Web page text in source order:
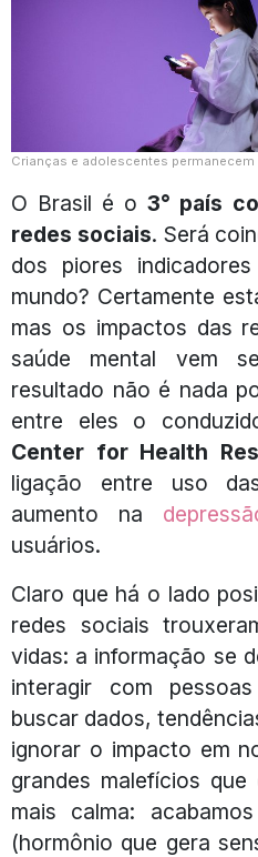
Crianças e adolescentes
O Brasil é o 3° país
redes sociais. Será
dos piores
mundo? Certamente
mas os impactos das
saúde mental vem
resultado não é nada
entre eles o
Center for Health
ligação entre uso
aumento na
usuários.
Claro que há o lado
redes sociais
vidas: a informação se
interagir com
buscar dados,
ignorar o impacto em
grandes malefícios
mais calma:
(hormônio que gera